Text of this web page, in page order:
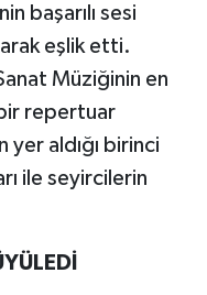
başarılı sesi
eşlik etti.
Müziğinin en
repertuar
aldığı birinci
ile seyircilerin